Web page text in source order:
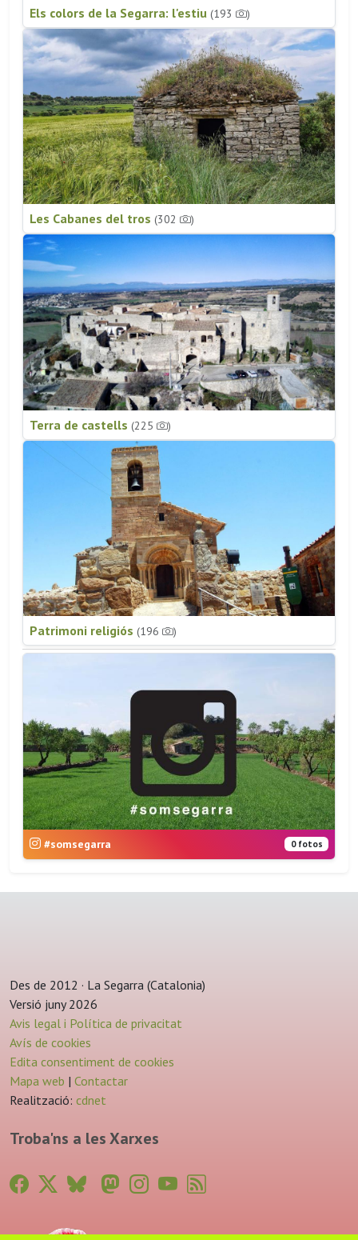
Els colors de la Segarra: l'estiu (193 )
Les Cabanes del tros (302 )
Terra de castells (225 )
Patrimoni religiós (196 )
#somsegarra 0 fotos
Des de 2012 · La Segarra (Catalonia)
Versió juny 2026
Avis legal i Política de privacitat
Avís de cookies
Edita consentiment de cookies
Mapa web | Contactar
Realització: cdnet
Troba'ns a les Xarxes